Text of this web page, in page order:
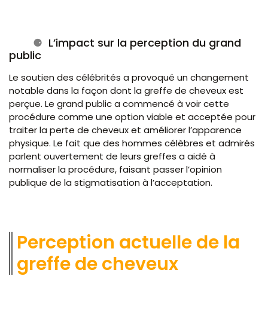
L’impact sur la perception du grand
public
Le soutien des célébrités a provoqué un changement
notable dans la façon dont la greffe de cheveux est
perçue. Le grand public a commencé à voir cette
procédure comme une option viable et acceptée pour
traiter la perte de cheveux et améliorer l’apparence
physique. Le fait que des hommes célèbres et admirés
parlent ouvertement de leurs greffes a aidé à
normaliser la procédure, faisant passer l’opinion
publique de la stigmatisation à l’acceptation.
Perception actuelle de la
greffe de cheveux